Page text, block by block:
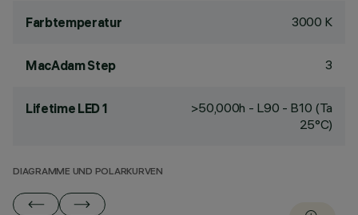
Farbtemperatur 3000 K
MacAdam Step 3
Lifetime LED 1
>50,000h - L90 - B10 (Ta
25°C)
DIAGRAMME UND POLARKURVEN